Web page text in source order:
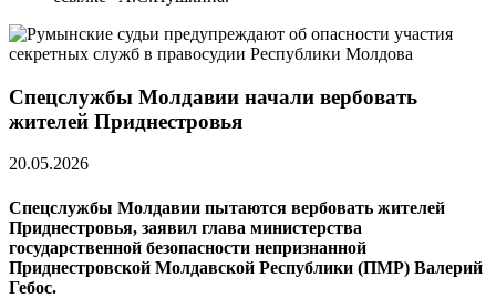
Спецслужбы Молдавии начали вербовать
жителей Приднестровья
20.05.2026
Спецслужбы Молдавии пытаются вербовать жителей
Приднестровья, заявил глава министерства
государственной безопасности непризнанной
Приднестровской Молдавской Республики (ПМР) Валерий
Гебос.